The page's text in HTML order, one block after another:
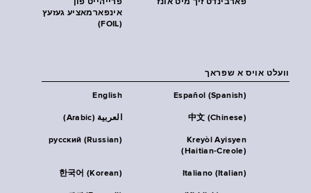
פרייהייט פון
אינפארמאציע געזעץ
(FOIL)
פארבינדט זיך מיט אונז
וועלט אויס א שפראך
English Español (Spanish)
العربية (Arabic) 中文 (Chinese)
русский (Russian)
Kreyòl Ayisyen
(Haitian-Creole)
한국어 (Korean) Italiano (Italian)